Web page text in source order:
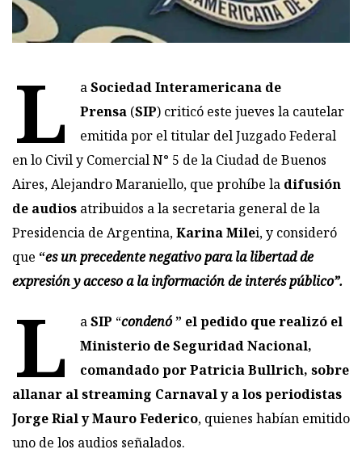
L aSociedad Interamericana de
Prensa (SIP) criticó este jueves la cautelar
emitida por el titular del Juzgado Federal
en lo Civil y Comercial N° 5 de la Ciudad de Buenos
Aires, Alejandro Maraniello, que prohíbe la difusión
de audios atribuidos a la secretaria general de la
Presidencia de Argentina,Karina Milei, y consideró
que “es un precedente negativo para la libertad de
expresión y acceso a la información de interés público”.
L aSIP “condenó” el pedido que realizó el
Ministerio de Seguridad Nacional,
comandado por Patricia Bullrich, sobre
allanar al streaming Carnaval y a los periodistas
Jorge Rial y Mauro Federico, quienes habían emitido
uno de los audios señalados.